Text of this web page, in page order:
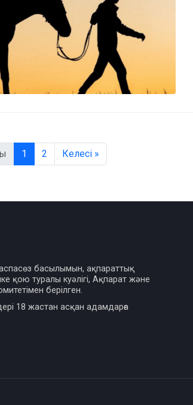
1 2 Келесі »
басылымын, ақпараттық
қою туралы куәлігі, Ақпарат және
берілген.
18 жастан асқан адамдарға